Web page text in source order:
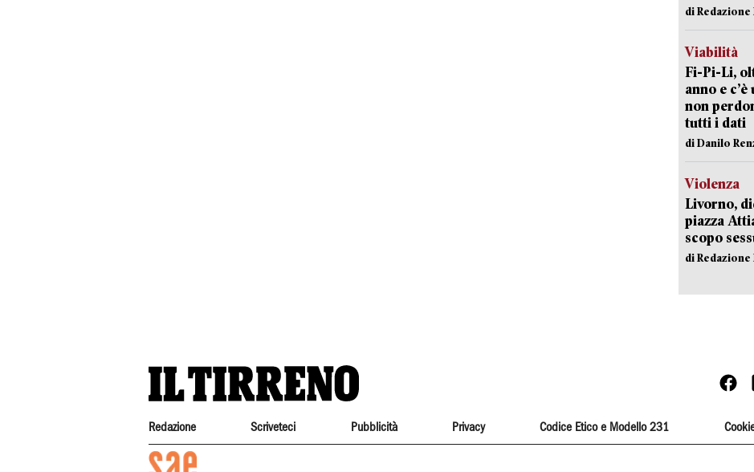
di Redazione
Viabilità
Fi-Pi-Li,
anno e
non
tutti i dati
di Danilo
Violenza
Livorno,
piazza
scopo
di
Redazione Scriveteci Pubblicità Privacy Codice Etico e Modello 231